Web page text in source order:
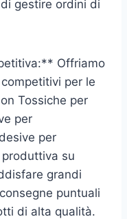
gestire ordini di
Offriamo
per le
Tossiche per
per
per
su
grandi
puntuali
di alta qualità.